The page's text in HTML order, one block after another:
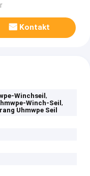
Kontakt
Winchseil,
Winch-Seil,
Uhmwpe Seil